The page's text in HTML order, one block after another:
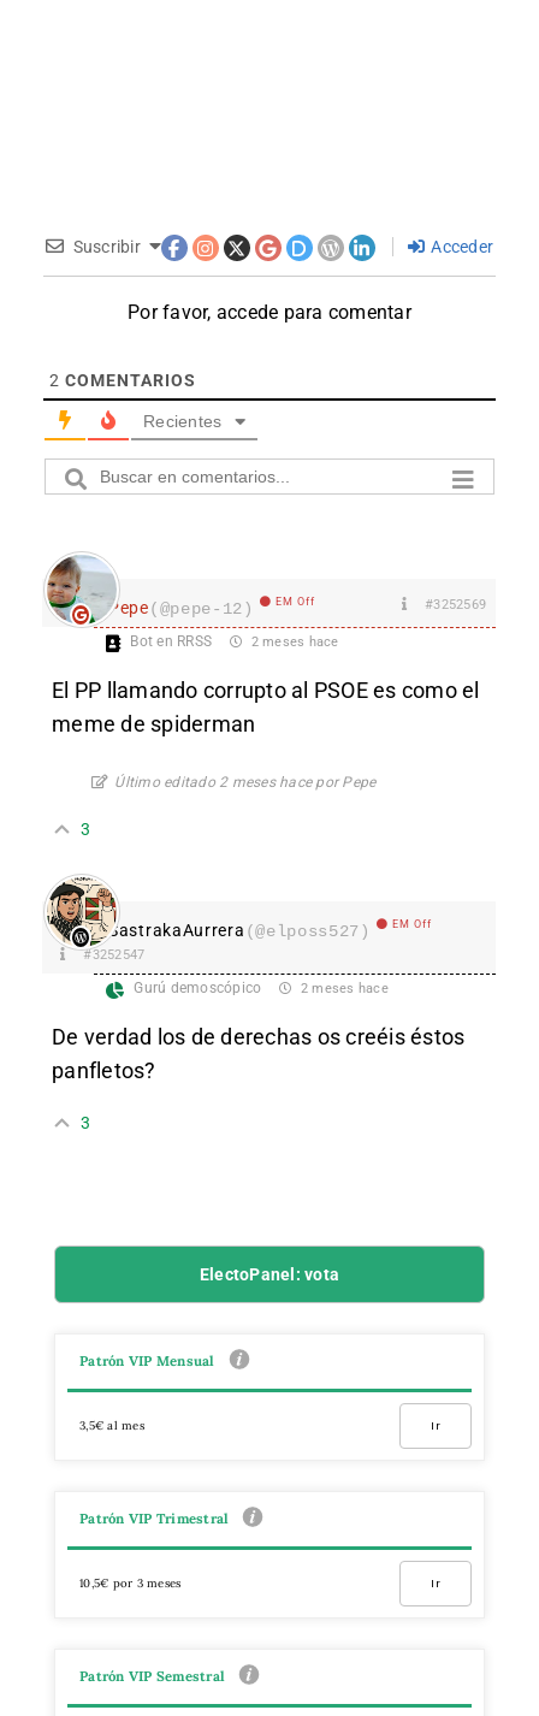
Suscribir Acceder
Por favor, accede para comentar
2 COMENTARIOS
Recientes
Pepe(@pepe-12) EM Off #3252569
Bot en RRSS 2 meses hace
El PP llamando corrupto al PSOE es como el
meme de spiderman
Último editado 2 meses hace por Pepe
3
SastrakaAurrera (@elposs527) EM Off
#3252547
Gurú demoscópico 2 meses hace
De verdad los de derechas os creéis éstos
panfletos?
3
ElectoPanel: vota
Patrón VIP Mensual
3,5€ al mes Ir
Patrón VIP Trimestral
10,5€ por 3 meses Ir
Patrón VIP Semestral